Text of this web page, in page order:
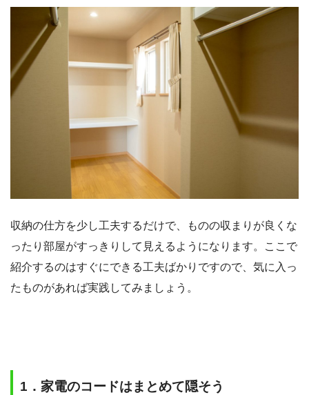
収納の仕方を少し工夫するだけで、ものの収まりが良くな
ったり部屋がすっきりして見えるようになります。ここで
紹介するのはすぐにできる工夫ばかりですので、気に入っ
たものがあれば実践してみましょう。
1．家電のコードはまとめて隠そう